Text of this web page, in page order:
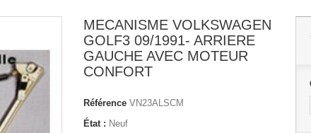
MECANISME VOLKSWAGEN
GOLF3 09/1991- ARRIERE
GAUCHE AVEC MOTEUR
CONFORT
Référence VN23ALSCM
État : Neuf